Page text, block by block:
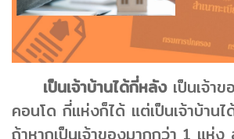
เป็นเจ้าบ้านได้กี่หลังเป็นเจ้า
คอนโด กี่แห่งก็ได้ แต่เป็นเจ้าบ้าน
ถ้าหากเป็นเจ้าของมากกว่า 1 แห่ง